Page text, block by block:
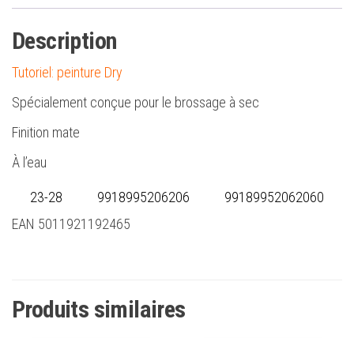
Description
Tutoriel: peinture Dry
Spécialement conçue pour le brossage à sec
Finition mate
À l’eau
23-28 9918995206206
99189952062060
EAN 5011921192465
Produits similaires